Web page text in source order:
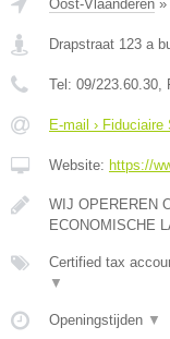
Oost-Vlaanderen »
Drapstraat 123 a
Tel: 09/223.60.30
E-mail ›
Website: https://
WIJ OPEREREN
ECONOMISCHE
Certified tax
▼
Openingstijden ▼